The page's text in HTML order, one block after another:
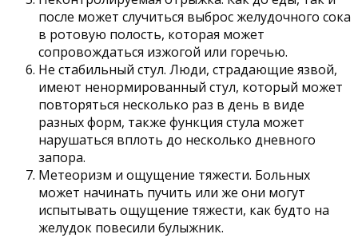
после может случиться выброс желудочного сока
в ротовую полость, которая может
сопровождаться изжогой или горечью.
Не стабильный стул. Люди, страдающие язвой,
имеют ненормированный стул, который может
повторяться несколько раз в день в виде
разных форм, также функция стула может
нарушаться вплоть до несколько дневного
запора.
Метеоризм и ощущение тяжести. Больных
может начинать пучить или же они могут
испытывать ощущение тяжести, как будто на
желудок повесили булыжник.